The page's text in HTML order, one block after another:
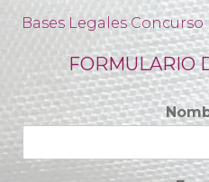
Bases Legales
FORMULARIO